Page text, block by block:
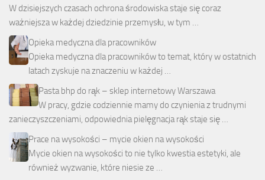
W dzisiejszych czasach ochrona środowiska staje się coraz
ważniejsza w każdej dziedzinie przemysłu, w tym …
Opieka medyczna dla pracowników
Opieka medyczna dla pracowników to temat, który w ostatnich
latach zyskuje na znaczeniu w każdej …
Pasta bhp do rąk – sklep internetowy Warszawa
W pracy, gdzie codziennie mamy do czynienia z trudnymi
zanieczyszczeniami, odpowiednia pielęgnacja rąk staje się …
Prace na wysokości – mycie okien na wysokości
Mycie okien na wysokości to nie tylko kwestia estetyki, ale
również wyzwanie, które niesie ze …